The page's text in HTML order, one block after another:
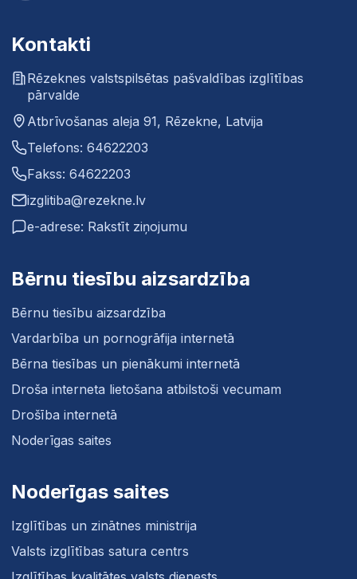
Kontakti
Rēzeknes valstspilsētas pašvaldības izglītības
pārvalde
Atbrīvošanas aleja 91, Rēzekne, Latvija
Telefons: 64622203
Fakss: 64622203
izglitiba@rezekne.lv
e-adrese: Rakstīt ziņojumu
Bērnu tiesību aizsardzība
Bērnu tiesību aizsardzība
Vardarbība un pornogrāfija internetā
Bērna tiesības un pienākumi internetā
Droša interneta lietošana atbilstoši vecumam
Drošība internetā
Noderīgas saites
Noderīgas saites
Izglītības un zinātnes ministrija
Valsts izglītības satura centrs